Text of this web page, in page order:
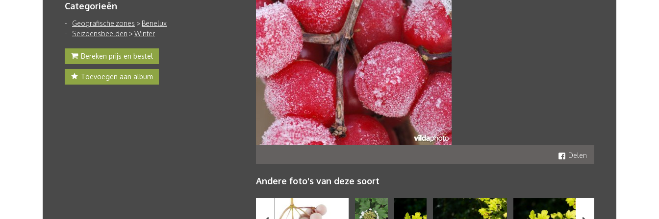
Categorieën
Geografische zones > Benelux
Seizoensbeelden >Winter
Bereken prijs en bestel
Toevoegen aan album
Delen
Andere foto's van deze soort